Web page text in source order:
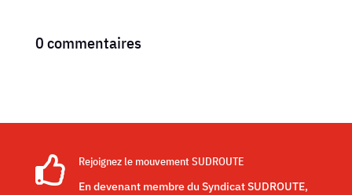
0 commentaires

Rejoignez le mouvement SUDROUTE
En devenant membre du Syndicat SUDROUTE,